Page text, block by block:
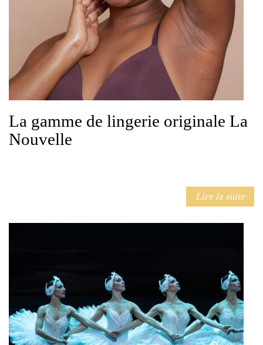
La gamme de lingerie originale La
Nouvelle
Lire la suite